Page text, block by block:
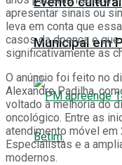
Municipal em
apresentar sinais ou
leva em conta que
casos da doença e
significativamente as
O anúncio foi feito no
Alexandre Padilha,
voltado à melhoria do
oncológico. Entre as
atendimento móvel em
Especialistas e a
modernos.